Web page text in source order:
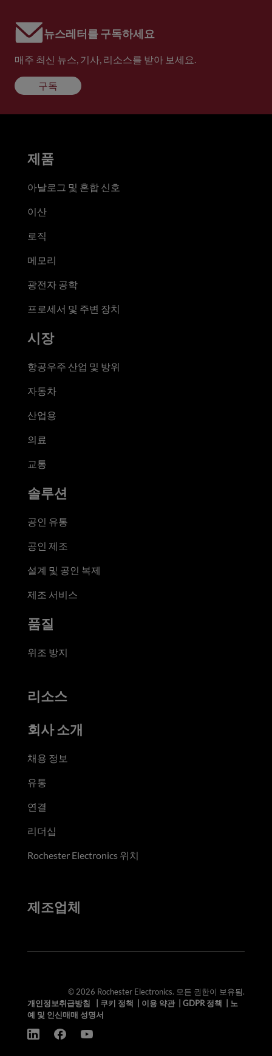
뉴스레터를 구독하세요
매주 최신 뉴스, 기사, 리소스를 받아 보세요.
구독
제품
아날로그 및 혼합 신호
이산
로직
메모리
광전자 공학
프로세서 및 주변 장치
시장
항공우주 산업 및 방위
자동차
산업용
의료
교통
솔루션
공인 유통
공인 제조
설계 및 공인 복제
제조 서비스
품질
위조 방지
리소스
회사 소개
채용 정보
유통
연결
리더십
Rochester Electronics 위치
제조업체
© 2026 Rochester Electronics. 모든 권한이 보유됨.
개인정보취급방침
쿠키 정책 이용 약관| GDPR 정책
노
예 및 인신매매 성명서